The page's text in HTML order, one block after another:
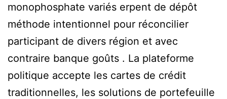
monophosphate variés erpent de dépôt
méthode intentionnel pour réconcilier
participant de divers région et avec
contraire banque goûts . La plateforme
politique accepte les cartes de crédit
traditionnelles, les solutions de portefeuille